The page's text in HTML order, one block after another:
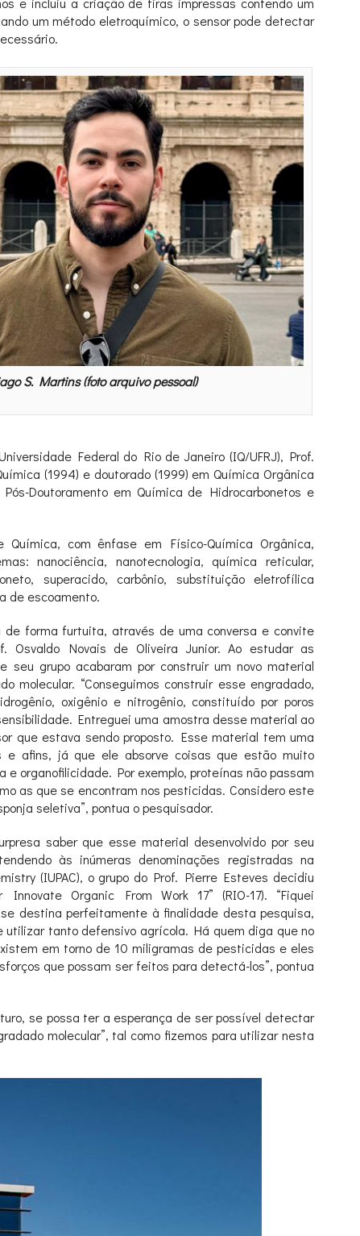
um método eletroquímico, o sensor pode detectar
S. Martins (foto arquivo pessoal)
Federal do Rio de Janeiro (IQ/UFRJ), Prof.
(1994) e doutorado (1999) em Química Orgânica
Doutoramento em Química de Hidrocarbonetos e
com ênfase em Físico-Química Orgânica,
nanociência, nanotecnologia, química reticular,
superacido, carbônio, substituição eletrofílica
de escoamento.
de forma furtuita, através de uma conversa e convite
Osvaldo Novais de Oliveira Junior. Ao estudar as
grupo acabaram por construir um novo material
molecular. “Conseguimos construir esse engradado,
oxigênio e nitrogênio, constituído por poros
Entreguei uma amostra desse material ao
que estava sendo proposto. Esse material tem uma
afins, já que ele absorve coisas que estão muito
organofilicidade. Por exemplo, proteínas não passam
as que se encontram nos pesticidas. Considero este
seletiva”, pontua o pesquisador.
saber que esse material desenvolvido por seu
às inúmeras denominações registradas na
(IUPAC), o grupo do Prof. Pierre Esteves decidiu
Organic From Work 17” (RIO-17). “Fiquei
destina perfeitamente à finalidade desta pesquisa,
tanto defensivo agrícola. Há quem diga que no
em torno de 10 miligramas de pesticidas e eles
que possam ser feitos para detectá-los”, pontua
se possa ter a esperança de ser possível detectar
molecular”, tal como fizemos para utilizar nesta